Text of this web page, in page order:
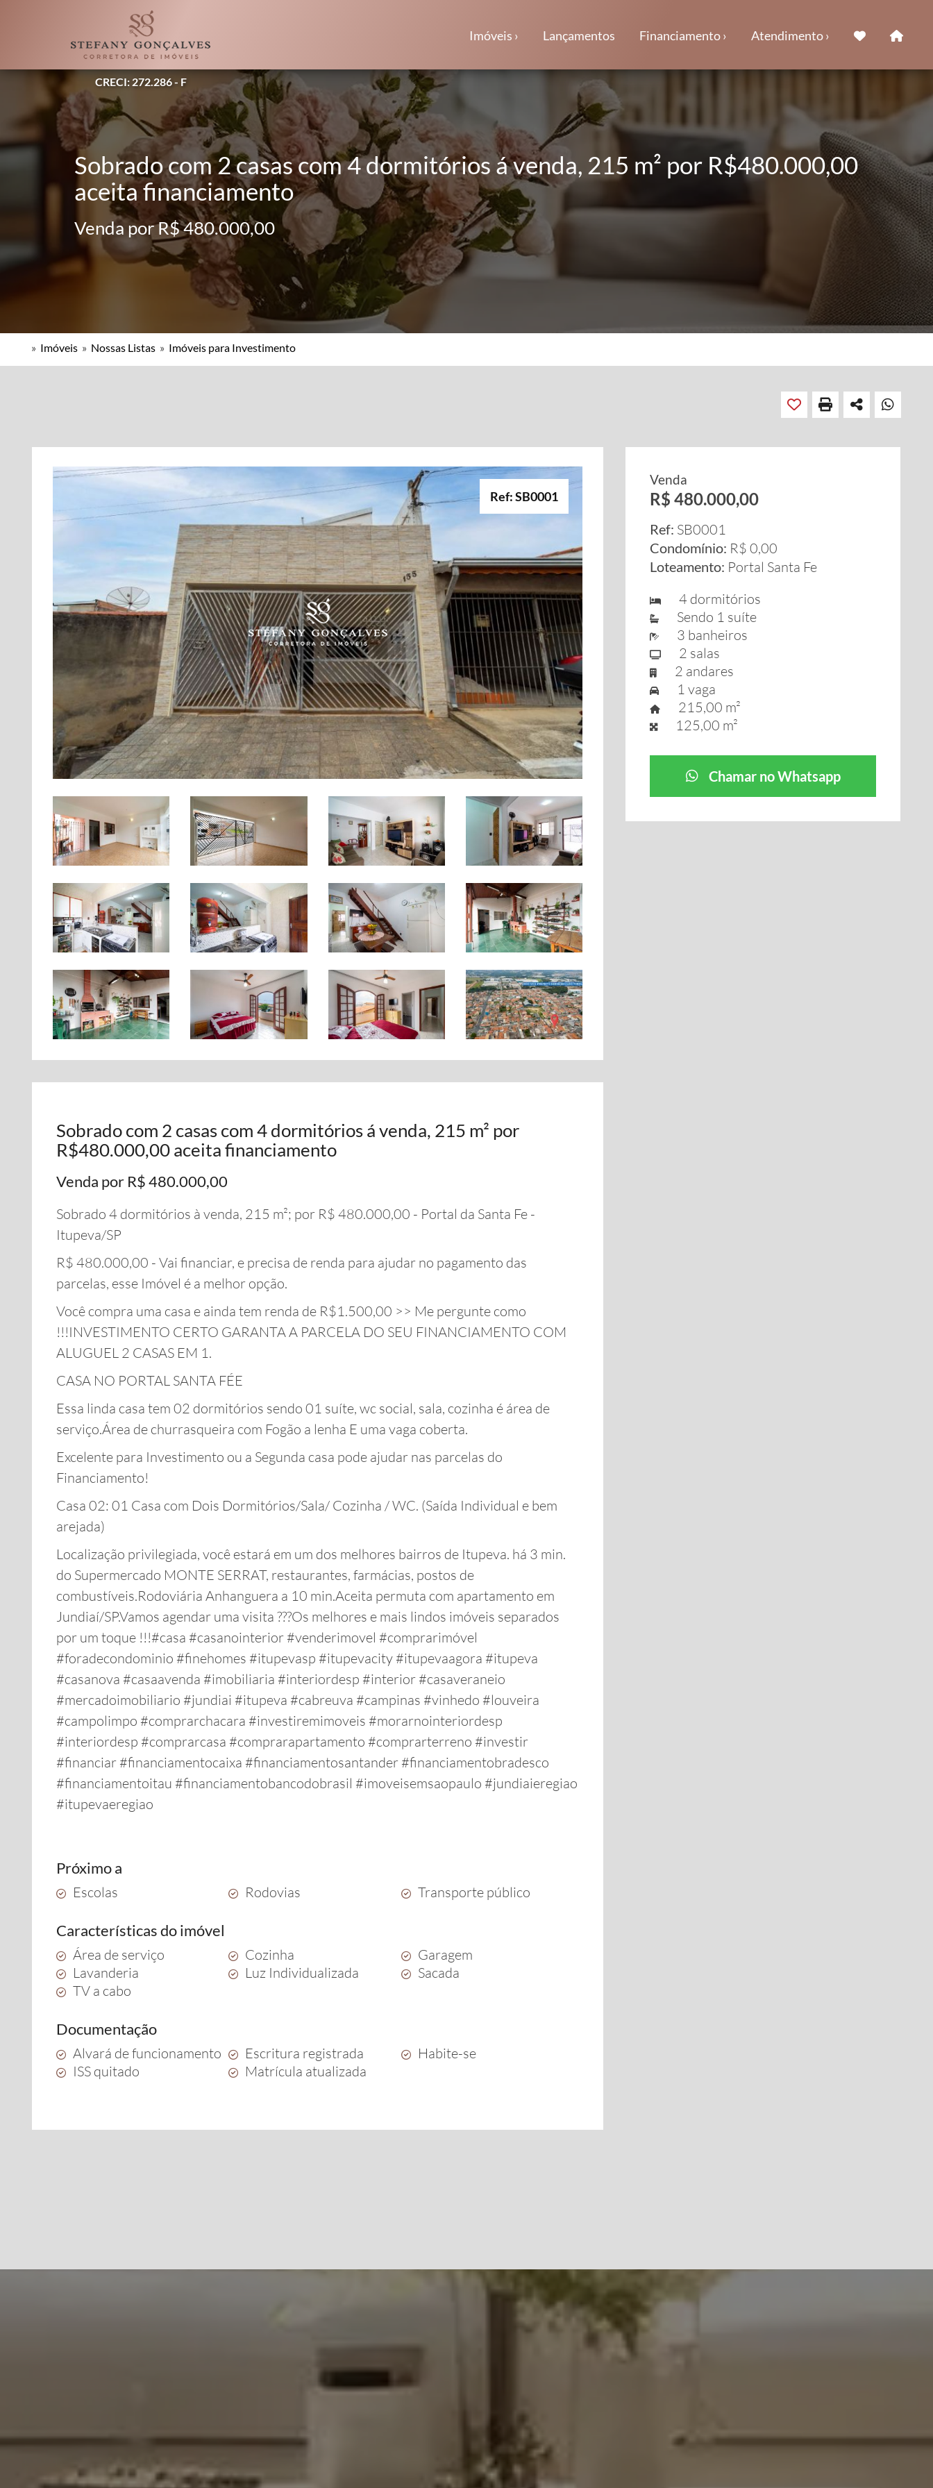
CRECI: 272.286 - F
Imóveis › Lançamentos Financiamento › Atendimento ›
Sobrado com 2 casas com 4 dormitórios á venda, 215 m² por R$480.000,00
aceita financiamento
Venda por R$ 480.000,00
» Imóveis » Nossas Listas » Imóveis para Investimento
Ref: SB0001
Sobrado com 2 casas com 4 dormitórios á venda, 215 m² por
R$480.000,00 aceita financiamento
Venda por R$ 480.000,00
Sobrado 4 dormitórios à venda, 215 m²; por R$ 480.000,00 - Portal da Santa Fe -
Itupeva/SP
R$ 480.000,00 - Vai financiar, e precisa de renda para ajudar no pagamento das
parcelas, esse Imóvel é a melhor opção.
Você compra uma casa e ainda tem renda de R$1.500,00 >> Me pergunte como
!!!INVESTIMENTO CERTO GARANTA A PARCELA DO SEU FINANCIAMENTO COM
ALUGUEL 2 CASAS EM 1.
CASA NO PORTAL SANTA FÉE
Essa linda casa tem 02 dormitórios sendo 01 suíte, wc social, sala, cozinha é área de
serviço.Área de churrasqueira com Fogão a lenha E uma vaga coberta.
Excelente para Investimento ou a Segunda casa pode ajudar nas parcelas do
Financiamento!
Casa 02: 01 Casa com Dois Dormitórios/Sala/ Cozinha / WC. (Saída Individual e bem
arejada)
Localização privilegiada, você estará em um dos melhores bairros de Itupeva. há 3 min.
do Supermercado MONTE SERRAT, restaurantes, farmácias, postos de
combustíveis.Rodoviária Anhanguera a 10 min.Aceita permuta com apartamento em
Jundiaí/SP.Vamos agendar uma visita ???Os melhores e mais lindos imóveis separados
por um toque !!!#casa #casanointerior #venderimovel #comprarimóvel
#foradecondominio #finehomes #itupevasp #itupevacity #itupevaagora #itupeva
#casanova #casaavenda #imobiliaria #interiordesp #interior #casaveraneio
#mercadoimobiliario #jundiai #itupeva #cabreuva #campinas #vinhedo #louveira
#campolimpo #comprarchacara #investiremimoveis #morarnointeriordesp
#interiordesp #comprarcasa #comprarapartamento #comprarterreno #investir
#financiar #financiamentocaixa #financiamentosantander #financiamentobradesco
#financiamentoitau #financiamentobancodobrasil #imoveisemsaopaulo #jundiaieregiao
#itupevaeregiao
Próximo a
Escolas Rodovias Transporte público
Características do imóvel
Área de serviço Cozinha
Garagem
Lavanderia
Luz Individualizada
Sacada
TV a cabo
Documentação
Alvará de funcionamento Escritura registrada
Habite-se
ISS quitado
Matrícula atualizada
Venda
R$ 480.000,00
Ref: SB0001
Condomínio: R$ 0,00
Loteamento: Portal Santa Fe
4 dormitórios
Sendo 1 suíte
3 banheiros
2 salas
2 andares
1 vaga
215,00 m²
125,00 m²
Chamar no Whatsapp